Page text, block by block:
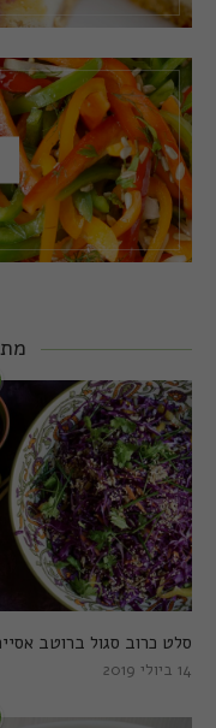
סלט כרוב סגול ברוטב
14 ביולי 2019